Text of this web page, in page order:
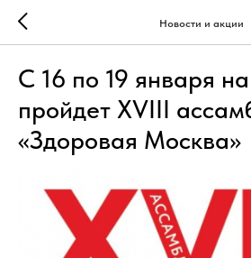
Новости и акции
С 16 по 19 января
пройдет XVIII
«Здоровая Москва»